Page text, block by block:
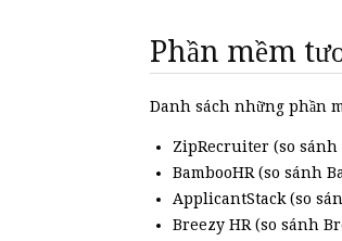
Phần mềm
Danh sách những phần
ZipRecruiter (so
BambooHR (so sánh
ApplicantStack (so
Breezy HR (so sánh